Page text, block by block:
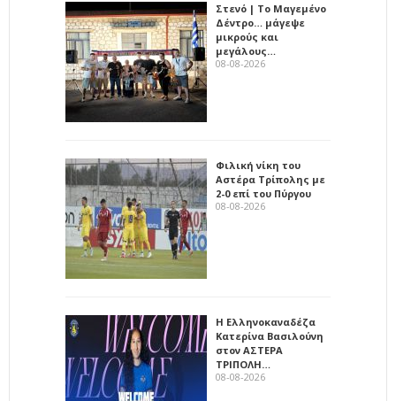
Στενό | Το Μαγεμένο
Δέντρο… μάγεψε
μικρούς και
μεγάλους…
08-08-2026
Φιλική νίκη του
Αστέρα Τρίπολης με
2-0 επί του Πύργου
08-08-2026
Η Ελληνοκαναδέζα
Κατερίνα Βασιλούνη
στον ΑΣΤΕΡΑ
ΤΡΙΠΟΛΗ…
08-08-2026